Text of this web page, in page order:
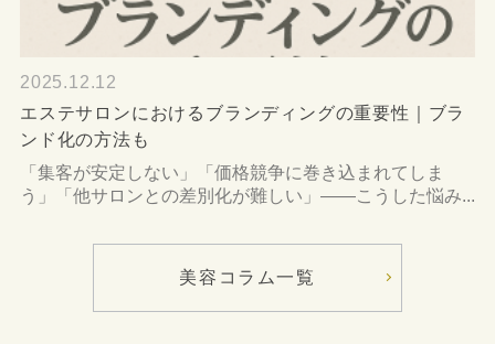
2025.12.12
エステサロンにおけるブランディングの重要性｜ブラ
ンド化の方法も
「集客が安定しない」「価格競争に巻き込まれてしま
う」「他サロンとの差別化が難しい」――こうした悩み...
美容コラム一覧